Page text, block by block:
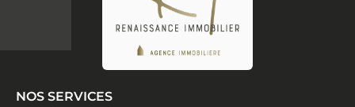
NOS SERVICES